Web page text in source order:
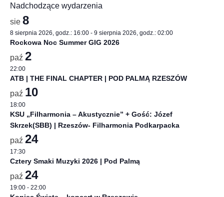
Nadchodzące wydarzenia
sie 8
8 sierpnia 2026, godz.: 16:00 - 9 sierpnia 2026, godz.: 02:00
Rockowa Noc Summer GIG 2026
paź 2
22:00
ATB | THE FINAL CHAPTER | POD PALMĄ RZESZÓW
paź 10
18:00
KSU „Filharmonia – Akustycznie” + Gość: Józef
Skrzek(SBB) | Rzeszów- Filharmonia Podkarpacka
paź 24
17:30
Cztery Smaki Muzyki 2026 | Pod Palmą
paź 24
19:00 - 22:00